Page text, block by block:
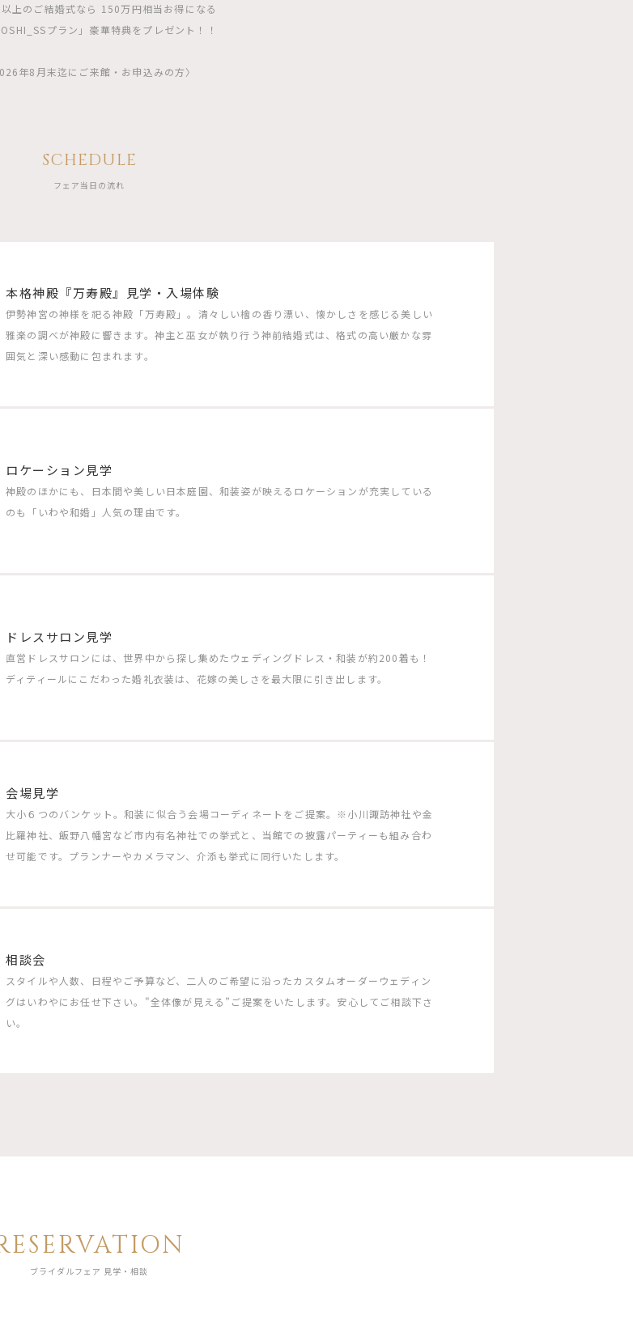
以上のご結婚式なら 150万円相当お得になる
プラン」豪華特典をプレゼント！！
年8月末迄にご来館・お申込みの方〉
SCHEDULE
フェア当日の流れ
本格神殿『万寿殿』見学・入場体験
伊勢神宮の神様を祀る神殿「万寿殿」。清々しい檜の香り漂い、懐かしさを感じる美しい
雅楽の調べが神殿に響きます。神主と巫女が執り行う神前結婚式は、格式の高い厳かな雰
囲気と深い感動に包まれます。
ロケーション見学
神殿のほかにも、日本間や美しい日本庭園、和装姿が映えるロケーションが充実している
のも「いわや和婚」人気の理由です。
ドレスサロン見学
直営ドレスサロンには、世界中から探し集めたウェディングドレス・和装が約200着も！
ディティールにこだわった婚礼衣装は、花嫁の美しさを最大限に引き出します。
会場見学
大小６つのバンケット。和装に似合う会場コーディネートをご提案。※小川諏訪神社や金
比羅神社、飯野八幡宮など市内有名神社での挙式と、当館での披露パーティーも組み合わ
せ可能です。プランナーやカメラマン、介添も挙式に同行いたします。
相談会
スタイルや人数、日程やご予算など、二人のご希望に沿ったカスタムオーダーウェディン
グはいわやにお任せ下さい。"全体像が見える”ご提案をいたします。安心してご相談下さ
い。
ブライダルフェア 見学・相談